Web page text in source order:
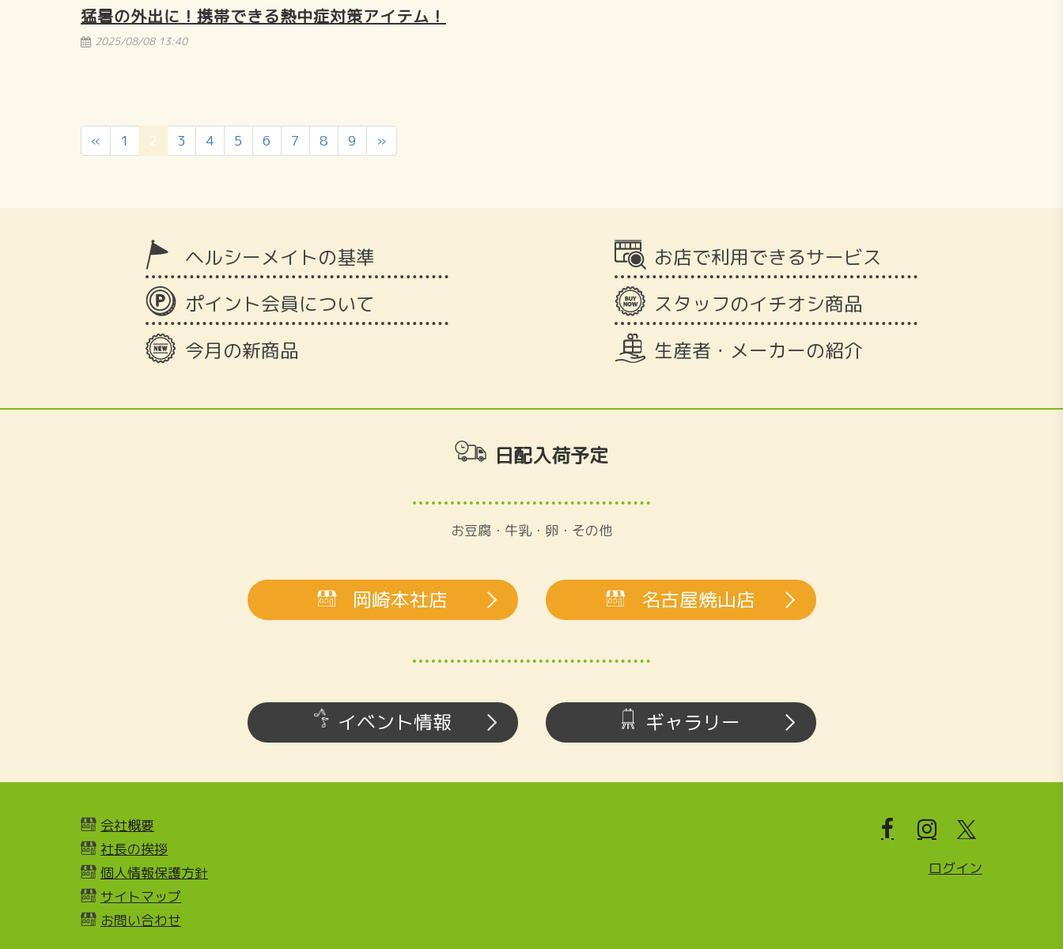
猛暑の外出に！携帯できる熱中症対策アイテム！
2025/08/08 13:40
« 1 2 （こ
の
3 4 5 6 7 8 9 »
ヘルシーメイトの基準
ポイント会員について
今月の新商品
お店で利用できるサービス
スタッフのイチオシ商品
生産者・メーカーの紹介
日配入荷予定
お豆腐・牛乳・卵・その他
岡崎本社店 名古屋焼山店
イベント情報 ギャラリー
会社概要
社長の挨拶
個人情報保護方針
サイトマップ
お問い合わせ
ログイン